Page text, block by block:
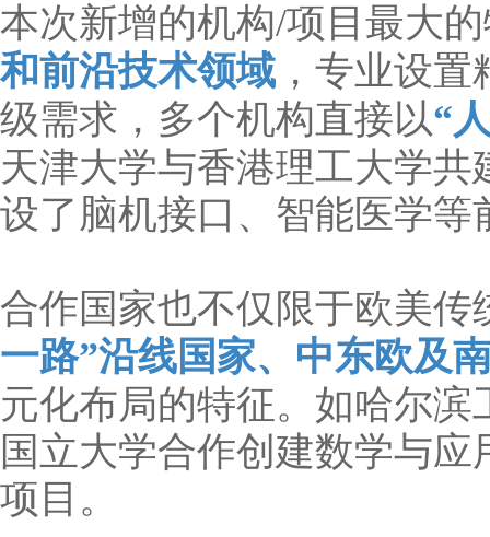
本次新增的机构/项目最大
和前沿技术领域 ，专业设
级需求，多个机构直接以“
天津大学与香港理工大学
设了脑机接口、智能医学等
合作国家也不仅限于欧美传
一路”沿线国家、中东欧及
元化布局的特征。如哈尔
国立大学合作创建数学与
项目。